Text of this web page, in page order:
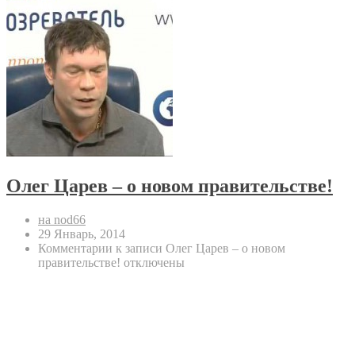
Олег Царев – о новом правительстве!
на nod66
29 Январь, 2014
Комментарии к записи Олег Царев – о новом
правительстве! отключены